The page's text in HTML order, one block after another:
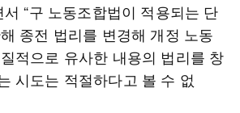
“구 노동조합법이 적용되는 단
종전 법리를 변경해 개정 노동
적으로 유사한 내용의 법리를 창
시도는 적절하다고 볼 수 없